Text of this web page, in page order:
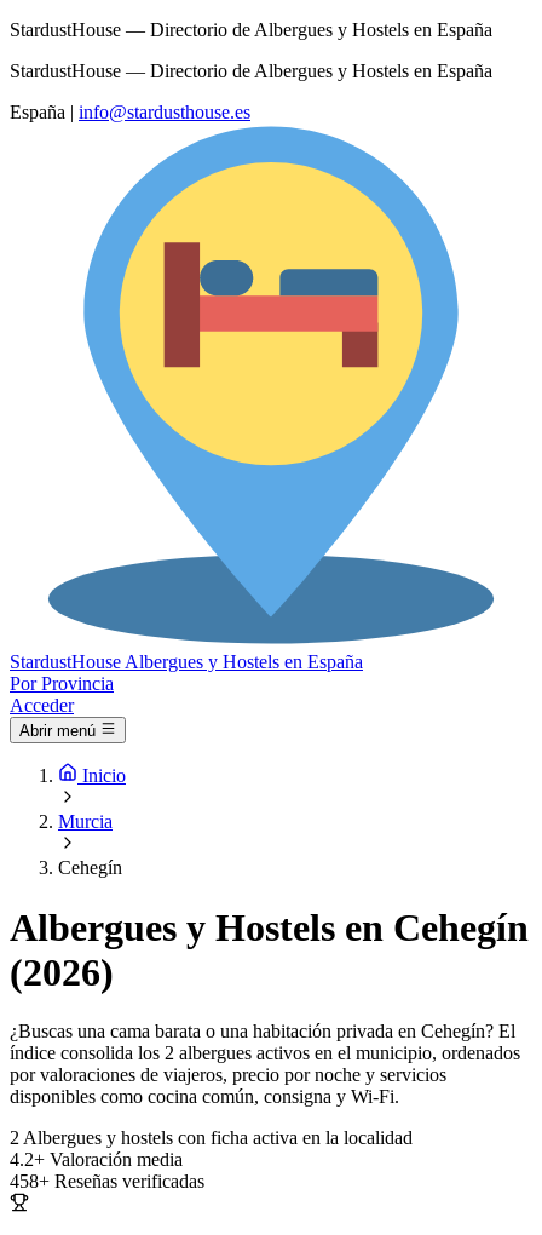
StardustHouse — Directorio de Albergues y Hostels en España
StardustHouse — Directorio de Albergues y Hostels en España
España | info@stardusthouse.es
StardustHouse Albergues y Hostels en España
Por Provincia
Acceder
Abrir menú
Inicio
Murcia
Cehegín
Albergues y Hostels en Cehegín
(2026)
¿Buscas una cama barata o una habitación privada en Cehegín? El
índice consolida los 2 albergues activos en el municipio, ordenados
por valoraciones de viajeros, precio por noche y servicios
disponibles como cocina común, consigna y Wi-Fi.
2 Albergues y hostels con ficha activa en la localidad
4.2+ Valoración media
458+ Reseñas verificadas